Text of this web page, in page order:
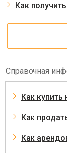
Как
Справочная
Как купить
Как
Как